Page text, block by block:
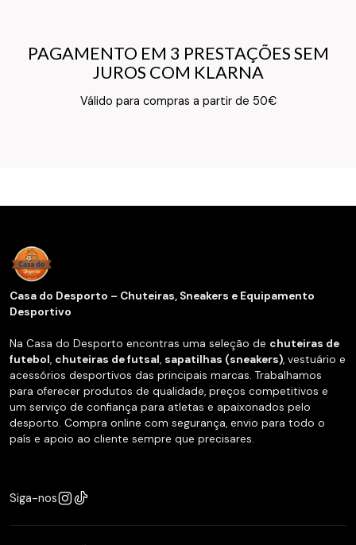
PAGAMENTO EM 3 PRESTAÇÕES SEM
JUROS COM KLARNA
Válido para compras a partir de 50€
PAGAMENTO EM 3 PRESTAÇÕES SEM
JUROS COM KLARNA
Texto do Verso do Cartão de Informação
Casa do Desporto – Chuteiras, Sneakers e Equipamento
Desportivo
Na Casa do Desporto encontras uma seleção de chuteiras de
futebol, chuteiras de futsal, sapatilhas (sneakers), vestuário e
acessórios desportivos das principais marcas. Trabalhamos
para oferecer produtos de qualidade, preços competitivos e
um serviço de confiança para atletas e apaixonados pelo
desporto. Compra online com segurança, envio para todo o
país e apoio ao cliente sempre que precisares.
Siga-nos